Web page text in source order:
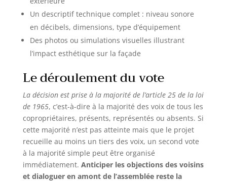
Un descriptif technique complet : niveau sonore
en décibels, dimensions, type d’équipement
Des photos ou simulations visuelles illustrant
l’impact esthétique sur la façade
Le déroulement du vote
La décision est prise à la majorité de l’article 25 de la loi
de 1965, c’est-à-dire à la majorité des voix de tous les
copropriétaires, présents, représentés ou absents. Si
cette majorité n’est pas atteinte mais que le projet
recueille au moins un tiers des voix, un second vote
à la majorité simple peut être organisé
immédiatement. Anticiper les objections des voisins
et dialoguer en amont de l’assemblée reste la